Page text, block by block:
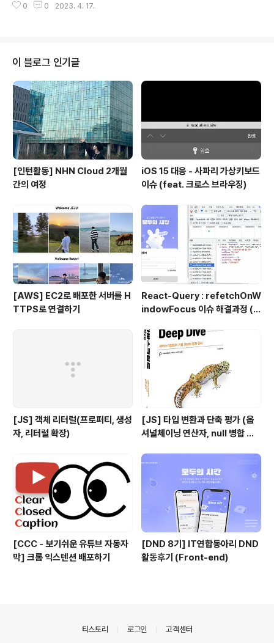
이동하며, 게임 맵을 벗어난 길은 갈 수 없습니다. 아래 예
의 자리에는 남아있는 수들 중 가장 큰 수를 선택하여 넣어
은 숫자로 채워나가는 정렬 방법이다. idx는 우선 인덱스 0
으로 초기화를 해놓고 이중 for문을 돌면서 arr[j] < arr[i
dx] 를 비교한다. 그렇게 되면 한 바퀴를 돌았을 때 즉 for
문이 끝났을 때는 idx에 가장 작은 값의 인덱스가 저장된
다. 해당 인덱스에 위치한 값이 i가 가리키는 위치서부터
배..
0 0 2023. 4. 17.
이 블로그 인기글
[인턴활동] NHN Cloud 2개월
간의 여정
iOS 15 대응 - 사파리 가상키보드
이슈 (feat. 크로스 브라우징)
[AWS] EC2로 배포한 서버를 H
TTPS로 연결하기
React-Query : refetchOnW
indowFocus 이슈 해결과정 (f
[JS] 객체 리터럴(프로퍼티, 생성
자, 리터럴 확장)
[JS] 타입 변환과 단축 평가 (옵
셔널체이닝 연산자, null 병합 연
[CCC - 보기쉬운 유튜브 자동자
막] 크롬 익스텐션 배포하기
[DND 8기] IT연합동아리 DND
활동후기 (Front-end)
티스토리 로그인 고객센터